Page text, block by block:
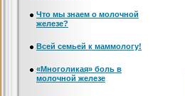
Что мы знаем о молочной
железе?
Всей семьей к маммологу!
«Многоликая» боль в
молочной железе